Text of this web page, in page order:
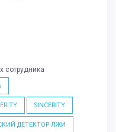
сотрудника
SINCERITY
ДЕТЕКТОР ЛЖИ